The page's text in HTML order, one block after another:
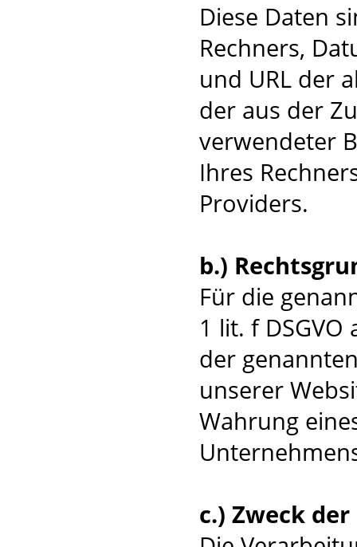
Diese Daten
Rechners,
und URL der
der aus der
verwendeter
Ihres
Providers.
b.)
Für die
1 lit. f
der
unserer
Wahrung
c.) Zweck